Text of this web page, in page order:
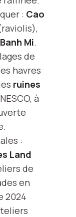
: Cao
Banh Mi.
de
havres
ruines
à
:
Land
de
en
2024